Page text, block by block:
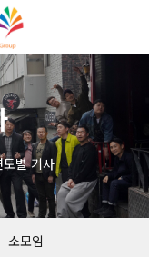
도별 기사
소모임